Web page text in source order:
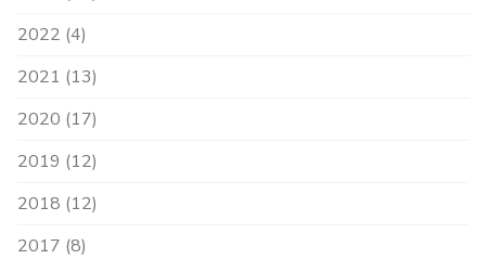
2022 (4)
2021 (13)
2020 (17)
2019 (12)
2018 (12)
2017 (8)